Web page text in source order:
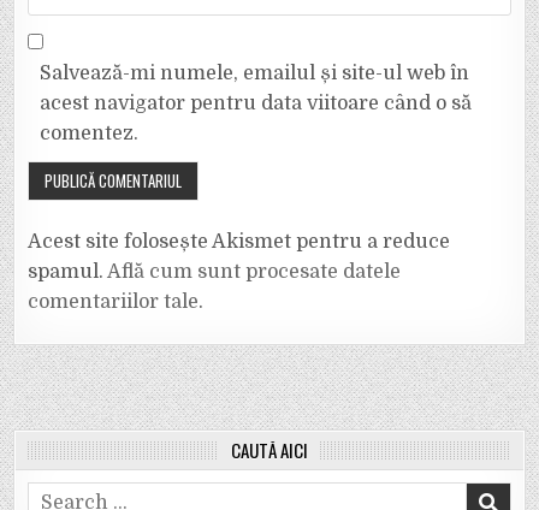
Salvează-mi numele, emailul și site-ul web în
acest navigator pentru data viitoare când o să
comentez.
Acest site folosește Akismet pentru a reduce
spamul.Află cum sunt procesate datele
comentariilor tale.
CAUTĂ AICI
Search